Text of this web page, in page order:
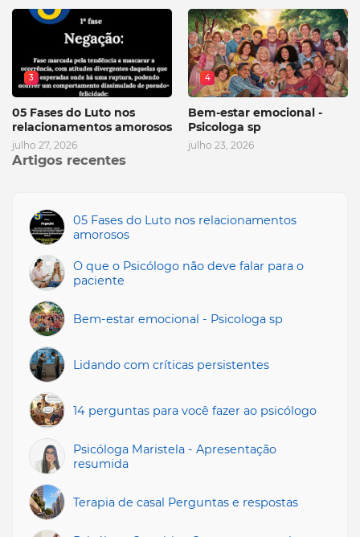
3
05 Fases do Luto nos
relacionamentos amorosos
julho 27, 2026
4
Bem-estar emocional -
Psicologa sp
julho 23, 2026
Artigos recentes
05 Fases do Luto nos relacionamentos
amorosos
O que o Psicólogo não deve falar para o
paciente
Bem-estar emocional - Psicologa sp
Lidando com críticas persistentes
14 perguntas para você fazer ao psicólogo
Psicóloga Maristela - Apresentação
resumida
Terapia de casal Perguntas e respostas